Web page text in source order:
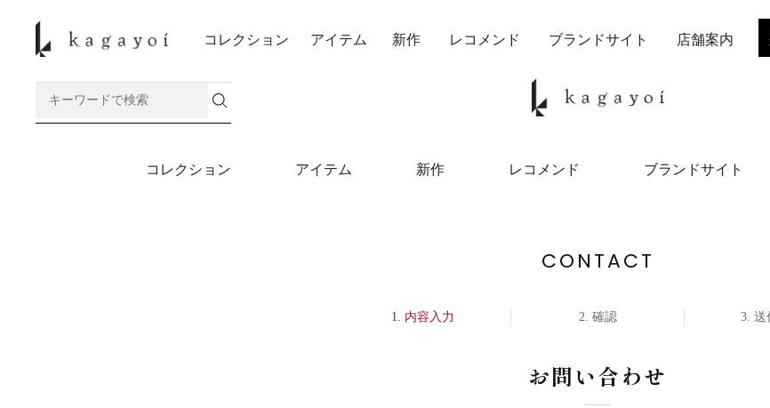
コレクション アイテム 新作 レコメンド ブランドサイト
コレクション アイテム 新作 レコメンド ブランドサイト 店舗案内
CONTACT
内容入力 確認 送
お問い合わせ